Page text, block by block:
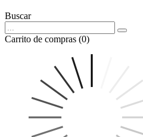
Buscar
Carrito de compras (0)